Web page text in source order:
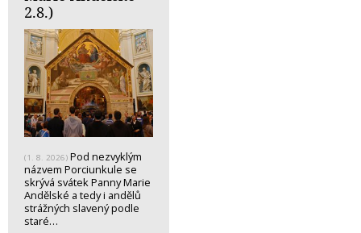
2.8.)
(1. 8. 2026) Pod nezvyklým
názvem Porciunkule se
skrývá svátek Panny Marie
Andělské a tedy i andělů
strážných slavený podle
staré…